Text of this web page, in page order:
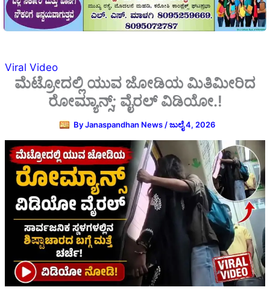
Viral Video
ಮೆಟ್ರೋದಲ್ಲಿ ಯುವ ಜೋಡಿಯ ಮಿತಿಮೀರಿದ
ರೋಮ್ಯಾನ್ಸ್; ವೈರಲ್ ವಿಡಿಯೋ.!
ByJanaspandhan News /ಜುಲೈ 4, 2026